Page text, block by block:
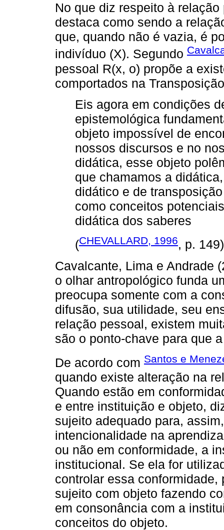
No que diz respeito à
destaca como sendo a
que, quando não é vazia, é
indivíduo (X). Segundo
pessoal R(x, o) propõe a
comportados na
Eis agora em condições
epistemológica
objeto impossível de
nossos discursos e no
didática, esse objeto
que chamamos a
didático e de
como conceitos
didática dos saberes
(CHEVALLARD, 1996, p.
Cavalcante, Lima e Andrade
o olhar antropológico funda
preocupa somente com a
difusão, sua utilidade, seu
relação pessoal, existem
são o ponto-chave para que
De acordo com Santos e
quando existe alteração na
Quando estão em
e entre instituição e objeto,
sujeito adequado para,
intencionalidade na
ou não em conformidade, a
institucional. Se ela for
controlar essa
sujeito com objeto fazendo
em consonância com a
conceitos do objeto.